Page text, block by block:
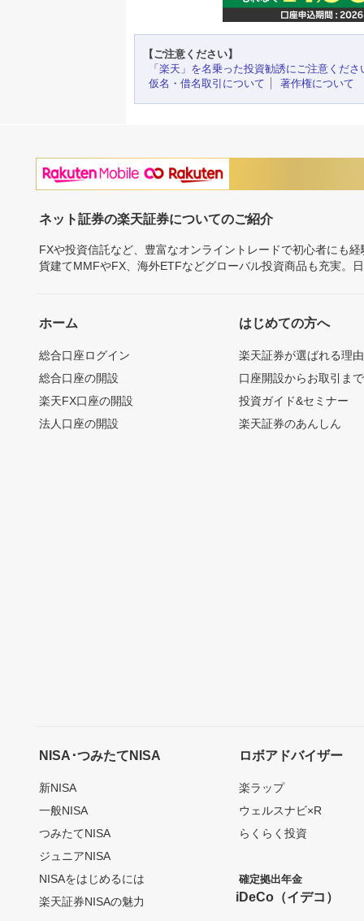
【ご注意ください】
「楽天」を名乗った投資勧誘にご注意くださ
仮名・借名取引について
著作権について
ネット証券の楽天証券についてのご紹介
FXや投資信託など、豊富なオンライントレードで初心者にも
貨建てMMFやFX、海外ETFなどグローバル投資商品も充実。
ホーム
総合口座ログイン
総合口座の開設
楽天FX口座の開設
法人口座の開設
はじめての方へ
楽天証券が選ばれる理由
口座開設からお取引ま
投資ガイド&セミナー
楽天証券のあんしん
NISA･つみたてNISA
新NISA
一般NISA
つみたてNISA
ジュニアNISA
NISAをはじめるには
楽天証券NISAの魅力
ロボアドバイザー
楽ラップ
ウェルスナビ×R
らくらく投資
確定拠出年金
iDeCo（イデコ）